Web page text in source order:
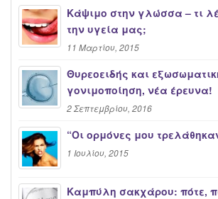
Κάψιμο στην γλώσσα – τι
την υγεία μας;
11 Μαρτίου, 2015
Θυρεοειδής και
γονιμοποίηση, νέα έρευνα!
2 Σεπτεμβρίου, 2016
“Oι ορμόνες μου
1 Ιουλίου, 2015
Καμπύλη σακχάρου: πότε,